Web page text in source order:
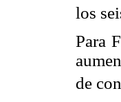
los
Para
de